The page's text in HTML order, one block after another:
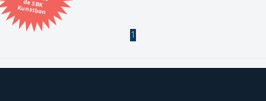
Kunstbon
Kunstenaar
1